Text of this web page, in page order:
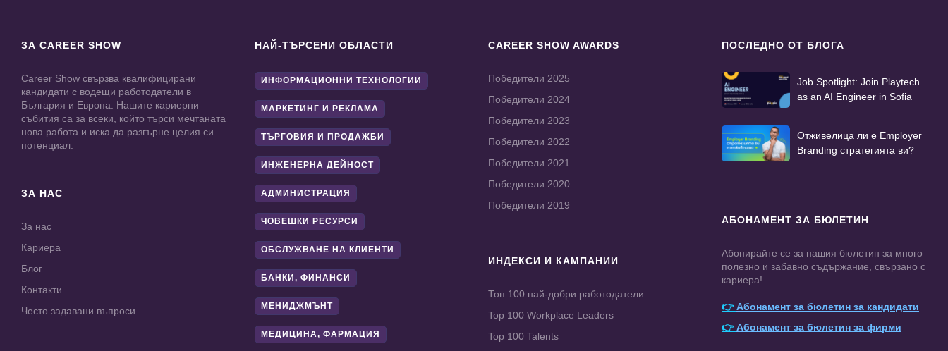
ЗА CAREER SHOW
Career Show свързва квалифицирани
кандидати с водещи работодатели в
България и Европа. Нашите кариерни
събития са за всеки, който търси мечтаната
нова работа и иска да разгърне целия си
потенциал.
ЗА НАС
За нас
Кариера
Блог
Контакти
Често задавани въпроси
НАЙ-ТЪРСЕНИ ОБЛАСТИ
ИНФОРМАЦИОННИ ТЕХНОЛОГИИ
МАРКЕТИНГ И РЕКЛАМА
ТЪРГОВИЯ И ПРОДАЖБИ
ИНЖЕНЕРНА ДЕЙНОСТ
АДМИНИСТРАЦИЯ
ЧОВЕШКИ РЕСУРСИ
ОБСЛУЖВАНЕ НА КЛИЕНТИ
БАНКИ, ФИНАНСИ
МЕНИДЖМЪНТ
МЕДИЦИНА, ФАРМАЦИЯ
CAREER SHOW AWARDS
Победители 2025
Победители 2024
Победители 2023
Победители 2022
Победители 2021
Победители 2020
Победители 2019
ИНДЕКСИ И КАМПАНИИ
Топ 100 най-добри работодатели
Top 100 Workplace Leaders
Top 100 Talents
ПОСЛЕДНО ОТ БЛОГА
Job Spotlight: Join Playtech
as an AI Engineer in Sofia
Отживелица ли е Employer
Branding стратегията ви?
АБОНАМЕНТ ЗА БЮЛЕТИН
Абонирайте се за нашия бюлетин за много
полезно и забавно съдържание, свързано с
кариера!
👉Абонамент за бюлетин за кандидати
👉Абонамент за бюлетин за фирми